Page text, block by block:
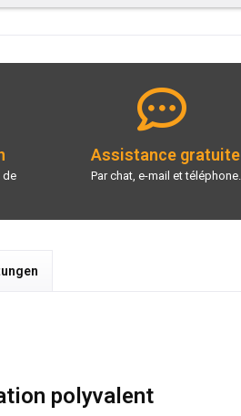
de
Assistance gratuite
Par chat, e-mail et téléphone.
polyvalent